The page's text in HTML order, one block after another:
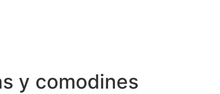
y comodines